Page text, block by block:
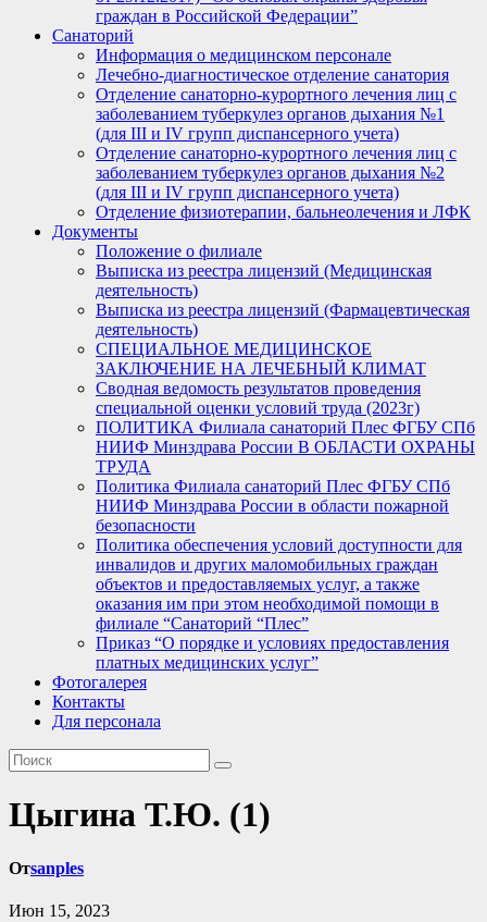
граждан в Российской Федерации”
Санаторий
Информация о медицинском персонале
Лечебно-диагностическое отделение санатория
Отделение санаторно-курортного лечения лиц с
заболеванием туберкулез органов дыхания №1
(для III и IV групп диспансерного учета)
Отделение санаторно-курортного лечения лиц с
заболеванием туберкулез органов дыхания №2
(для III и IV групп диспансерного учета)
Отделение физиотерапии, бальнеолечения и ЛФК
Документы
Положение о филиале
Выписка из реестра лицензий (Медицинская
деятельность)
Выписка из реестра лицензий (Фармацевтическая
деятельность)
СПЕЦИАЛЬНОЕ МЕДИЦИНСКОЕ
ЗАКЛЮЧЕНИЕ НА ЛЕЧЕБНЫЙ КЛИМАТ
Сводная ведомость результатов проведения
специальной оценки условий труда (2023г)
ПОЛИТИКА Филиала санаторий Плес ФГБУ СПб
НИИФ Минздрава России В ОБЛАСТИ ОХРАНЫ
ТРУДА
Политика Филиала санаторий Плес ФГБУ СПб
НИИФ Минздрава России в области пожарной
безопасности
Политика обеспечения условий доступности для
инвалидов и других маломобильных граждан
объектов и предоставляемых услуг, а также
оказания им при этом необходимой помощи в
филиале “Санаторий “Плес”
Приказ “О порядке и условиях предоставления
платных медицинских услуг”
Фотогалерея
Контакты
Для персонала
Цыгина Т.Ю. (1)
Отsanples
Июн 15, 2023